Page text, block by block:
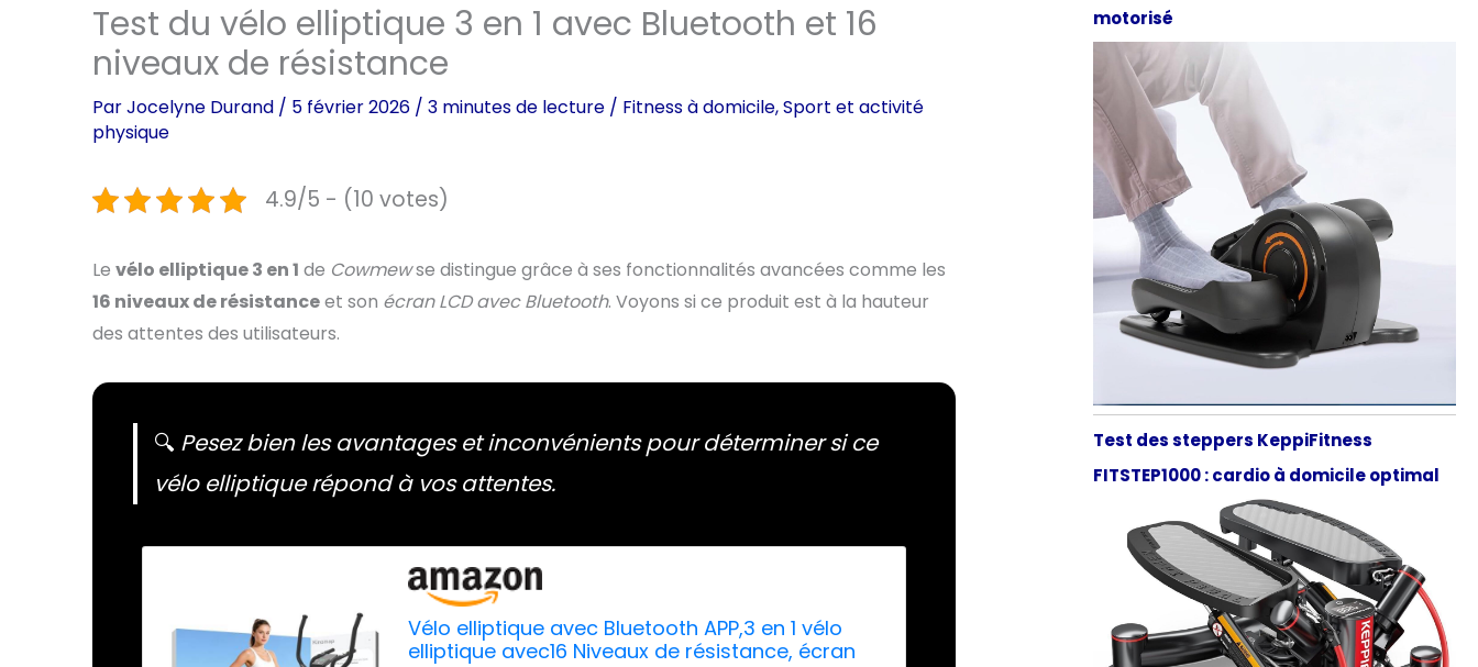
Test du vélo elliptique 3 en 1 avec Bluetooth et 16
niveaux de résistance
ParJocelyne Durand / 5 février 2026 / 3 minutes de lecture / Fitness à domicile,Sport et activité
physique
4.9/5 - (10 votes)
Le vélo elliptique 3 en 1 de Cowmewse distingue grâce à ses fonctionnalités avancées comme les
16 niveaux de résistanceet son écran LCD avec Bluetooth. Voyons si ce produit est à la hauteur
des attentes des utilisateurs.
🔍 Pesez bien les avantages et inconvénients pour déterminer si ce
vélo elliptique répond à vos attentes.
Vélo elliptique avec Bluetooth APP,3 en 1 vélo
elliptique avec16 Niveaux de résistance, écran
motorisé
Test des steppers KeppiFitness
FITSTEP1000 : cardio à domicile optimal